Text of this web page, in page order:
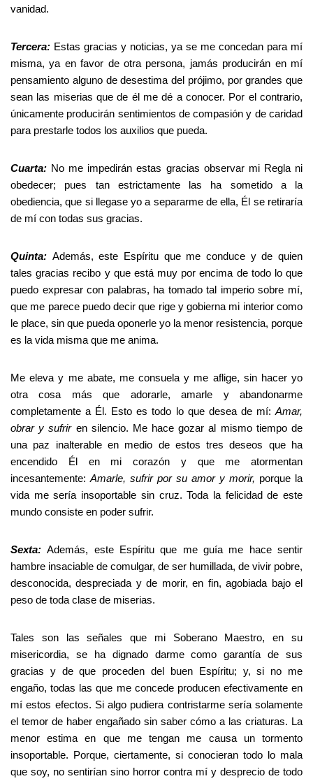
vanidad.
Tercera: Estas gracias y noticias, ya se me concedan para mí
misma, ya en favor de otra persona, jamás producirán en mí
pensamiento alguno de desestima del prójimo, por grandes que
sean las miserias que de él me dé a conocer. Por el contrario,
únicamente producirán sentimientos de compasión y de caridad
para prestarle todos los auxilios que pueda.
Cuarta: No me impedirán estas gracias observar mi Regla ni
obedecer; pues tan estrictamente las ha sometido a la
obediencia, que si llegase yo a separarme de ella, Él se retiraría
de mí con todas sus gracias.
Quinta: Además, este Espíritu que me conduce y de quien
tales gracias recibo y que está muy por encima de todo lo que
puedo expresar con palabras, ha tomado tal imperio sobre mí,
que me parece puedo decir que rige y gobierna mi interior como
le place, sin que pueda oponerle yo la menor resistencia, porque
es la vida misma que me anima.
Me eleva y me abate, me consuela y me aflige, sin hacer yo
otra cosa más que adorarle, amarle y abandonarme
completamente a Él. Esto es todo lo que desea de mí: Amar,
obrar y sufrir en silencio. Me hace gozar al mismo tiempo de
una paz inalterable en medio de estos tres deseos que ha
encendido Él en mi corazón y que me atormentan
incesantemente: Amarle, sufrir por su amor y morir, porque la
vida me sería insoportable sin cruz. Toda la felicidad de este
mundo consiste en poder sufrir.
Sexta:Además, este Espíritu que me guía me hace sentir
hambre insaciable de comulgar, de ser humillada, de vivir pobre,
desconocida, despreciada y de morir, en fin, agobiada bajo el
peso de toda clase de miserias.
Tales son las señales que mi Soberano Maestro, en su
misericordia, se ha dignado darme como garantía de sus
gracias y de que proceden del buen Espíritu; y, si no me
engaño, todas las que me concede producen efectivamente en
mí estos efectos. Si algo pudiera contristarme sería solamente
el temor de haber engañado sin saber cómo a las criaturas. La
menor estima en que me tengan me causa un tormento
insoportable. Porque, ciertamente, si conocieran todo lo mala
que soy, no sentirían sino horror contra mí y desprecio de todo